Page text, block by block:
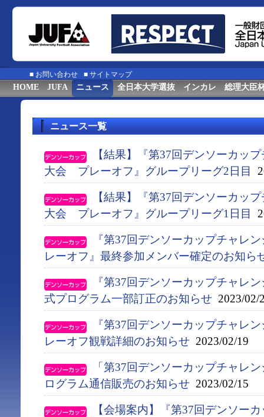
■ お問い合わせ ■ サイトマップ
HOME JUFA ニュース 全日本大学選抜 インカレ 総理大臣
ニュース一覧
【結果】『第37回デンソーカッ
大会 プレーオフ』グループリーグ2日目
【結果】『第37回デンソーカッ
大会 プレーオフ』グループリーグ1日目
『第37回デンソーカップチャ
レーオフ』最終参加メンバー確定のお知ら
『第37回デンソーカップチャレ
式プログラム一部訂正のお知らせ 2023/02/
『第37回デンソーカップチャレ
レーオフ観戦詳細のお知らせ 2023/02/19
「第37回デンソーカップチャレ
ログラム通信販売のお知らせ 2023/02/15
【会場案内】『第37回デンソ